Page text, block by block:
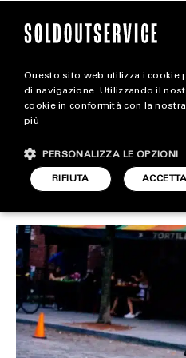
Sostenibilità
che punto
STYLE
31 DICEMBRE 2020
Questo sito web utilizza i cookie
di navigazione. Utilizzando il
cookie in conformità con la
più
ACCETTA
RIFIUTA
PERSONALIZZA LE OPZIONI